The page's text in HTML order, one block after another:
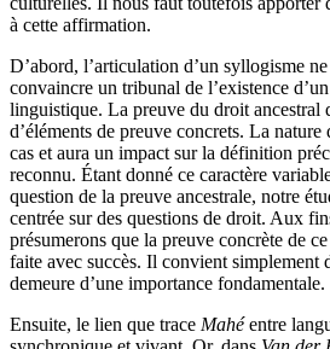
à cette affirmation.
D’abord, l’articulation d’un syllogisme
convaincre un tribunal de l’existence
linguistique. La preuve du droit ancestral
d’éléments de preuve concrets. La
cas et aura un impact sur la définition
reconnu. Étant donné ce caractère
question de la preuve ancestrale, notre
centrée sur des questions de droit. Aux
présumerons que la preuve concrète de
faite avec succès. Il convient simplement
demeure d’une importance fondamentale.
Ensuite, le lien que trace Mahéentre